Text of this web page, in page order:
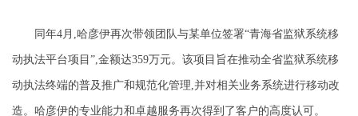
同年4月,哈彦伊再次带领团队与某单位签署“青海省监狱系统移
动执法平台项目”,金额达359万元。该项目旨在推动全省监狱系统移
动执法终端的普及推广和规范化管理,并对相关业务系统进行移动改
造。哈彦伊的专业能力和卓越服务再次得到了客户的高度认可。